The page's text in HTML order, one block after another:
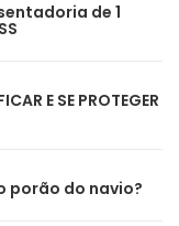
de 1
E SE PROTEGER
porão do navio?